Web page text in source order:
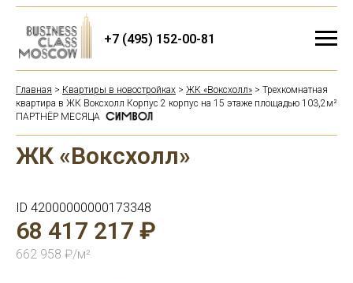
+7 (495) 152-00-81
Главная > Квартиры в новостройках > ЖК «Воксхолл» > Трехкомнатная
квартира в ЖК Воксхолл Корпус 2 корпус на 15 этаже площадью 103,2м²
ПАРТНЁР МЕСЯЦА
ЖК «Воксхолл»
ID 42000000000173348
68 417 217 ₽
662 958 ₽/м²